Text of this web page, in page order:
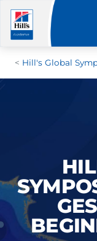
Hill's Global